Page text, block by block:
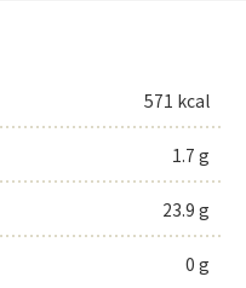
571 kcal
1.7 g
23.9 g
0 g